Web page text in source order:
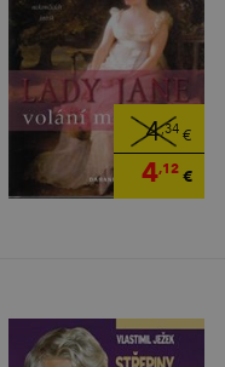
4,34€
4,12€